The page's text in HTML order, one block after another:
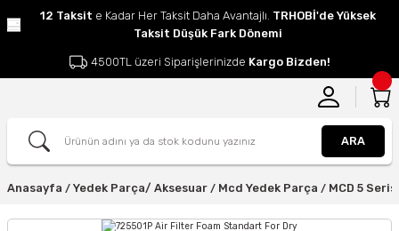
12 Taksit e Kadar Her Taksit Daha Avantajlı. TRHOBİ'de Yüksek
Taksit Düşük Fark Dönemi
4500TL üzeri Siparişlerinizde Kargo Bizden!
ARA
Anasayfa Yedek Parça/ Aksesuar Mcd Yedek Parça MCD 5